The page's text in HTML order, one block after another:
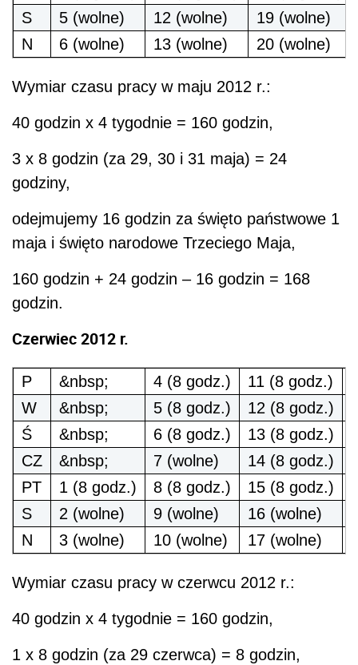
S
5 (wolne) 12 (wolne)
19 (wolne)
N
6 (wolne) 13 (wolne) 20 (wolne)
Wymiar czasu pracy w maju 2012 r.:
40 godzin x 4 tygodnie = 160 godzin,
3 x 8 godzin (za 29, 30 i 31 maja) = 24
godziny,
odejmujemy 16 godzin za święto państwowe 1
maja i święto narodowe Trzeciego Maja,
160 godzin + 24 godzin – 16 godzin = 168
godzin.
Czerwiec 2012 r.
P &nbsp; 4 (8 godz.) 11 (8 godz.)
W
&nbsp; 5 (8 godz.) 12 (8 godz.)
Ś
&nbsp; 6 (8 godz.) 13 (8 godz.)
CZ
&nbsp; 7 (wolne) 14 (8 godz.)
PT
1 (8 godz.) 8 (8 godz.) 15 (8 godz.)
S
2 (wolne) 9 (wolne) 16 (wolne)
N
3 (wolne) 10 (wolne) 17 (wolne)
Wymiar czasu pracy w czerwcu 2012 r.:
40 godzin x 4 tygodnie = 160 godzin,
1 x 8 godzin (za 29 czerwca) = 8 godzin,